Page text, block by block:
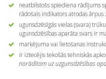
neatbilstošs spiediena rādījums
rādošais indikators atrodas ārpus
ugunsdzēsīgās vielas (svara)
ugunsdzēsības aparāta svars ir
marķējuma vai lietošanas
ir iztecējis tekošās tehniskās
norādītam uz uzgunsdzēsības